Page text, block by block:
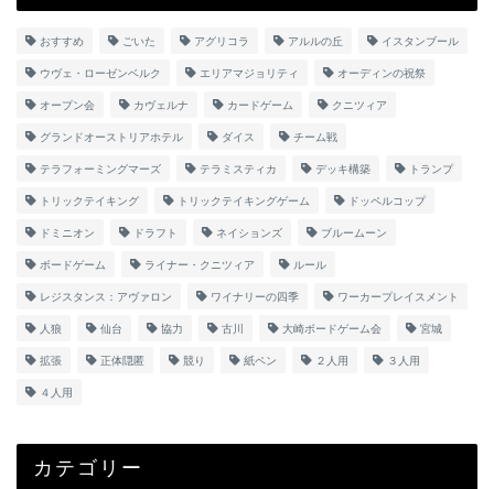
おすすめ ごいた アグリコラ アルルの丘 イスタンブール
ウヴェ・ローゼンベルク エリアマジョリティ オーディンの祝祭
オープン会 カヴェルナ カードゲーム クニツィア
グランドオーストリアホテル ダイス チーム戦
テラフォーミングマーズ テラミスティカ デッキ構築 トランプ
トリックテイキング トリックテイキングゲーム ドッペルコップ
ドミニオン ドラフト ネイションズ ブルームーン
ボードゲーム ライナー・クニツィア ルール
レジスタンス：アヴァロン ワイナリーの四季 ワーカープレイスメント
人狼 仙台 協力 古川 大崎ボードゲーム会 宮城
拡張 正体隠匿 競り 紙ペン ２人用 ３人用
４人用
カテゴリー